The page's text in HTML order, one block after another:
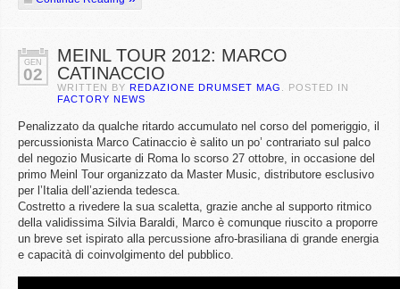
GEN
02
MEINL TOUR 2012: MARCO
CATINACCIO
WRITTEN BY REDAZIONE DRUMSET MAG
. POSTED IN
FACTORY NEWS
Penalizzato da qualche ritardo accumulato nel corso del pomeriggio, il
percussionista Marco Catinaccio è salito un po’ contrariato sul palco
del negozio Musicarte di Roma lo scorso 27 ottobre, in occasione del
primo Meinl Tour organizzato da Master Music, distributore esclusivo
per l’Italia dell’azienda tedesca.
Costretto a rivedere la sua scaletta, grazie anche al supporto ritmico
della validissima Silvia Baraldi, Marco è comunque riuscito a proporre
un breve set ispirato alla percussione afro-brasiliana di grande energia
e capacità di coinvolgimento del pubblico.